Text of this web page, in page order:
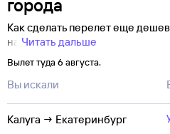
города
Как сделать перелет еще
на Читать дальше
Вылет туда 6 августа.
Вы искали
Калуга → Екатеринбург